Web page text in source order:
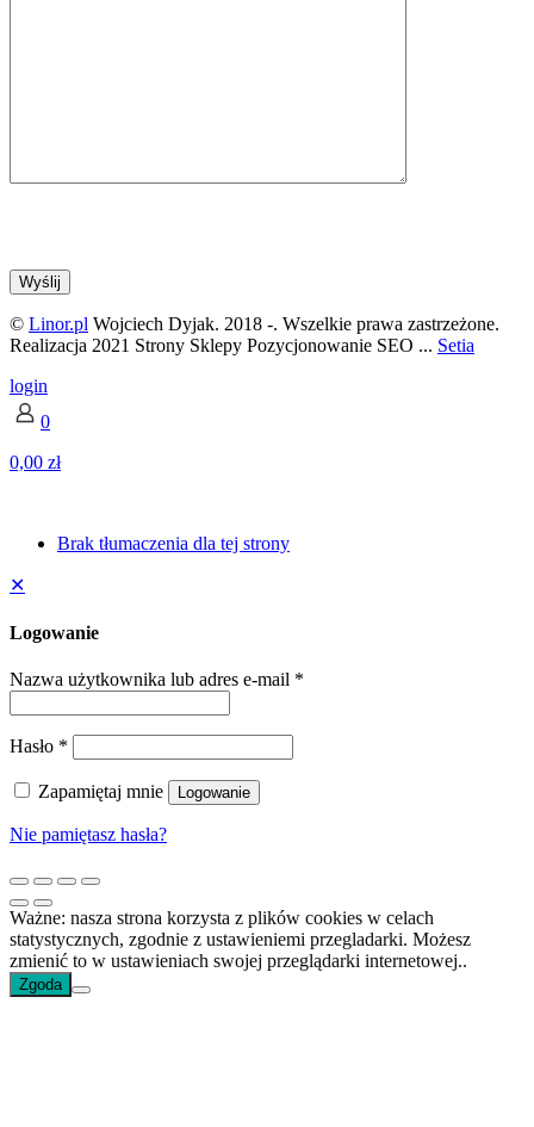
© Linor.pl Wojciech Dyjak. 2018 -. Wszelkie prawa zastrzeżone.
Realizacja 2021 Strony Sklepy Pozycjonowanie SEO ... Setia
login
0
0,00 zł
Brak tłumaczenia dla tej strony
✕
Logowanie
Nazwa użytkownika lub adres e-mail *
Hasło *
Zapamiętaj mnie Logowanie
Nie pamiętasz hasła?
Ważne: nasza strona korzysta z plików cookies w celach
statystycznych, zgodnie z ustawieniemi przegladarki. Możesz
zmienić to w ustawieniach swojej przeglądarki internetowej..
Zgoda